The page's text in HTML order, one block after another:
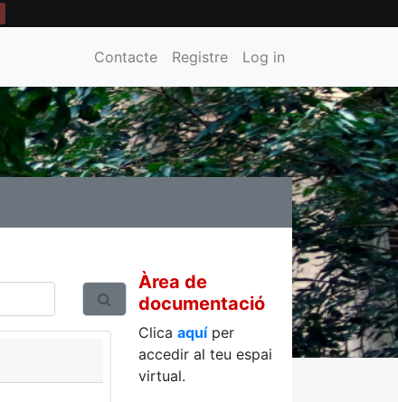
Contacte Registre Log in
Àrea de
documentació
Clica aquíper
accedir al teu espai
virtual.